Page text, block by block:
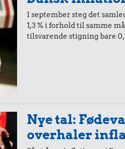
1,48 kr.
Hotdog
5,-
i 1954
I september steg det
1,3 % i forhold til samme
tilsvarende stigning bare
Nye tal:
overhaler